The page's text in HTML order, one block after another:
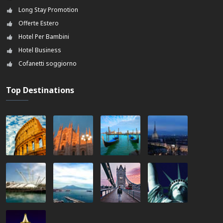
Aeroporto Aeroporto Milano Linate - 6 Km
Parcheggio
Ristorante
Long Stay Promotion
Offerte Estero
Hotel Per Bambini
Hotel Business
Cofanetti soggiorno
Top Destinations